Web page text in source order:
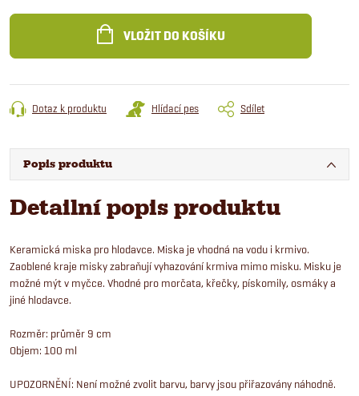
cena:
VLOŽIT DO KOŠÍKU
Dotaz k produktu Hlídací pes Sdílet
Popis produktu
Detailní popis produktu
Keramická miska pro hlodavce. Miska je vhodná na vodu i krmivo.
Zaoblené kraje misky zabraňují vyhazování krmiva mimo misku. Misku je
možné mýt v myčce. Vhodné pro morčata, křečky, pískomily, osmáky a
jiné hlodavce.
Rozměr: průměr 9 cm
Objem: 100 ml
UPOZORNĚNÍ: Není možné zvolit barvu, barvy jsou přiřazovány náhodně.